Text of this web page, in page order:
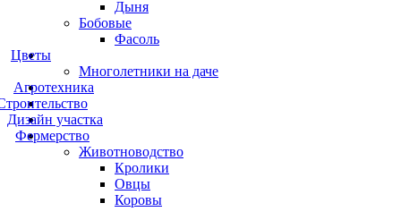
Дыня
Бобовые
Фасоль
Цветы
Многолетники на даче
Агротехника
Дизайн участка
Фермерство
Животноводство
Кролики
Овцы
Коровы